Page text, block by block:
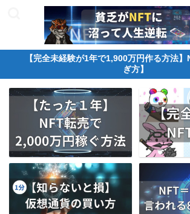
【完全未経験が1年で1,900万円作る方法
ぎ方】